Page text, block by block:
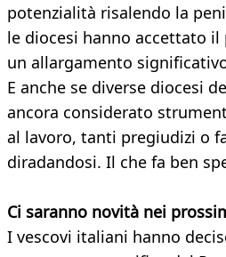
potenzialità risalendo la
le diocesi hanno accettato il
un allargamento
E anche se diverse diocesi
ancora considerato
al lavoro, tanti pregiudizi o
diradandosi. Il che fa ben
Ci saranno novità nei
I vescovi italiani hanno